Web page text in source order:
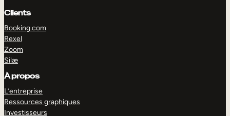
Clients
Booking.com
Rexel
Zoom
Silæ
À propos
L’entreprise
Ressources graphiques
Investisseurs